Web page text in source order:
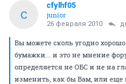
C
cfylhf05
junior
26 февраля 2010
Вы можете сколь угодно
бумажки... и это не мнение
определяется не ОБС и не на
изменить, как бы Вам, или еще